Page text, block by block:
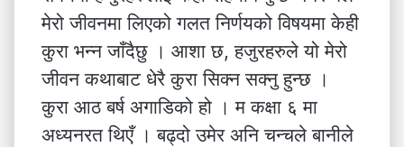
मेरो जीवनमा लिएको गलत निर्णयको विषयमा केही
कुरा भन्न जाँदैछु । आशा छ, हजुरहरुले यो मेरो
जीवन कथाबाट धेरै कुरा सिक्न सक्नु हुन्छ ।
कुरा आठ बर्ष अगाडिको हो । म कक्षा ६ मा
अध्यनरत थिएँ । बढ्दो उमेर अनि चन्चले बानीले